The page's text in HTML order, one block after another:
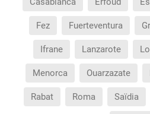
Fez Fuerteventura
Ifrane Lanzarote
Menorca Ouarzazate
Rabat Roma Saïdia